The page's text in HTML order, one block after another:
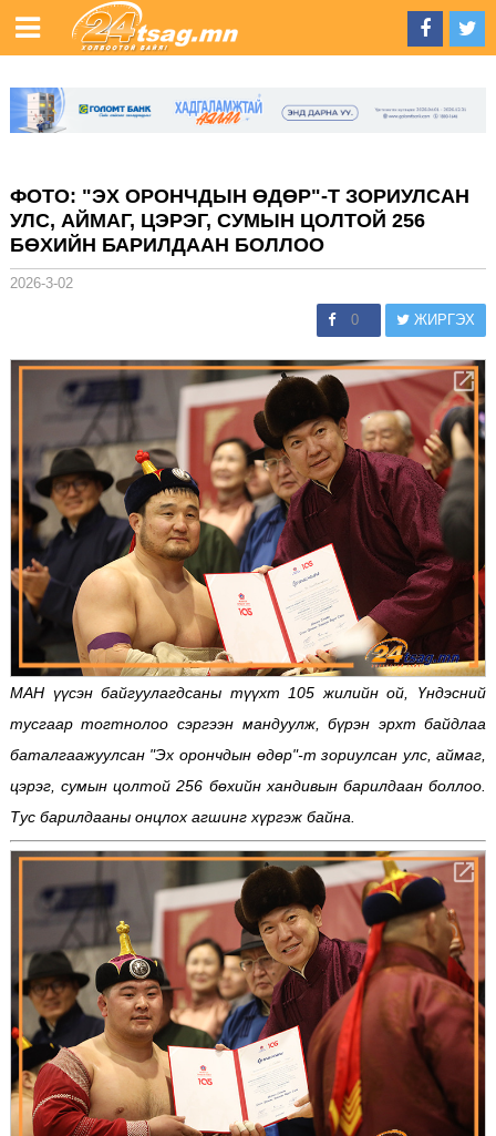
ФОТО: "ЭХ ОРОНЧДЫН ӨДӨР"-Т ЗОРИУЛСАН
УЛС, АЙМАГ, ЦЭРЭГ, СУМЫН ЦОЛТОЙ 256
БӨХИЙН БАРИЛДААН БОЛЛОО
2026-3-02
0 ЖИРГЭХ
МАН үүсэн байгуулагдсаны түүхт 105 жилийн ой, Үндэсний
тусгаар тогтнолоо сэргээн мандуулж, бүрэн эрхт байдлаа
баталгаажуулсан "Эх орончдын өдөр"-т зориулсан улс, аймаг,
цэрэг, сумын цолтой 256 бөхийн хандивын барилдаан боллоо.
Тус барилдааны онцлох агшинг хүргэж байна.